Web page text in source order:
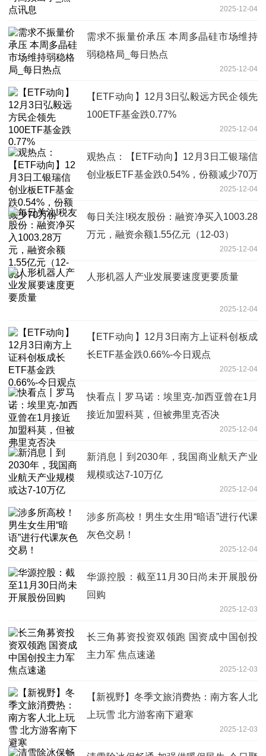
2025-12-04
需求不振量价承压 本周多晶硅市场维持
弱稳格局_每日热点
2025-12-04
【ETF动向】12月3日弘毅远方民企领先
100ETF基金跌0.77%
2025-12-04
观热点：【ETF动向】12月3日工银瑞信
创业板ETF基金跌0.54%，份额减少70万
2025-12-04
每日关注!税友股份：融资净买入1003.28
万元，融资余额1.55亿元（12-03）
2025-12-04
人形机器人产业发展要速度更要质量
2025-12-04
【ETF动向】12月3日南方上证科创板成
长ETF基金跌0.66%-今日观点
2025-12-04
快看点丨罗马诺：埃里克-加西亚曾在1月
接近加盟科莫，但被弗里克否决
2025-12-04
新消息丨到2030年，我国商业航天产业
规模或达7-10万亿
2025-12-04
涉多所高校！男生女生用“暗语”进行代课
灰色交易！
2025-12-04
华源控股：截至11月30日尚未开展股份
回购
2025-12-03
长三角募资投资双领跑 国资成中国创投
主力军 焦点速递
2025-12-03
【新视野】冬季文旅消费热：南方客人北
上玩雪 北方游客南下避寒
2025-12-03